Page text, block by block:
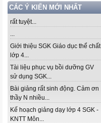
CÁC Ý KIẾN MỚI NHẤT
rất tuyệt...
...
Giới thiệu SGK Giáo dục thể chất
lớp 4...
Tài liệu phục vụ bồi dưỡng GV
sử dụng SGK...
Bài giảng rất sinh động. Cảm ơn
thầy N nhiều...
Kế hoạch giảng dạy lớp 4 SGK -
KNTT Môn...